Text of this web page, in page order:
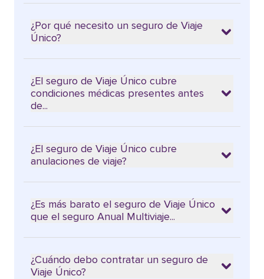
¿Por qué necesito un seguro de Viaje
Único?
¿El seguro de Viaje Único cubre
condiciones médicas presentes antes
de...
¿El seguro de Viaje Único cubre
anulaciones de viaje?
¿Es más barato el seguro de Viaje Único
que el seguro Anual Multiviaje...
¿Cuándo debo contratar un seguro de
Viaje Único?